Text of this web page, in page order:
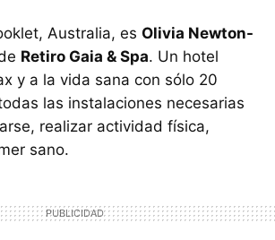
Australia, es Olivia Newton-
Retiro Gaia & Spa. Un hotel
y a la vida sana con sólo 20
las instalaciones necesarias
realizar actividad física,
sano.